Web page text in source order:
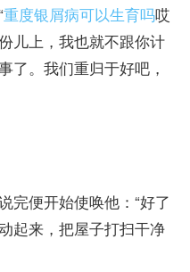
重度银屑病可以生育吗哎
儿上，我也就不跟你计
了。我们重归于好吧，
完便开始使唤他：“好了
起来，把屋子打扫干净